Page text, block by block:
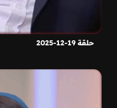
حلقة 19-12-2025